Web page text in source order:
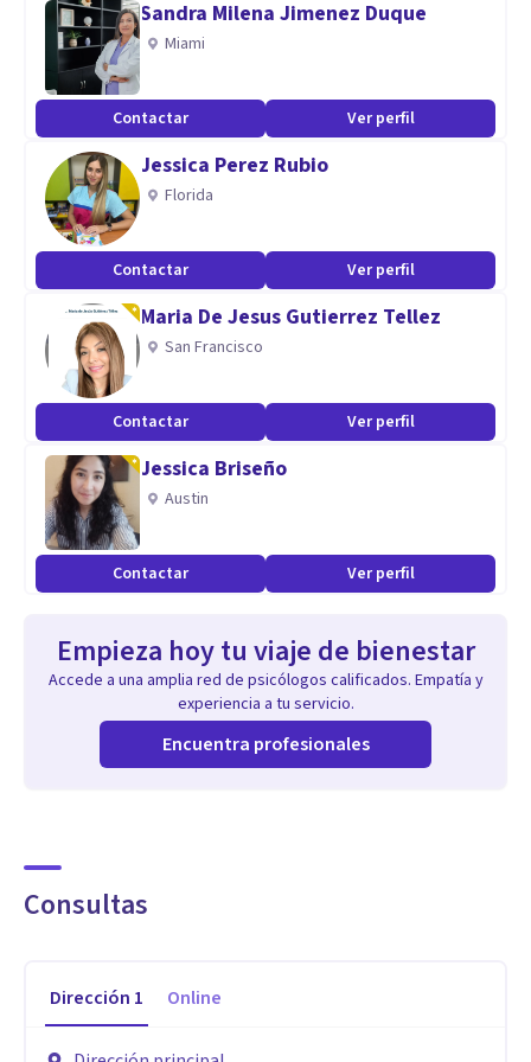
Sandra Milena Jimenez Duque
Miami
Contactar Ver perfil
Jessica Perez Rubio
Florida
Contactar Ver perfil
Maria De Jesus Gutierrez Tellez
San Francisco
Contactar Ver perfil
Jessica Briseño
Austin
Contactar Ver perfil
Empieza hoy tu viaje de bienestar
Accede a una amplia red de psicólogos calificados. Empatía y
experiencia a tu servicio.
Encuentra profesionales
Consultas
Dirección 1 Online